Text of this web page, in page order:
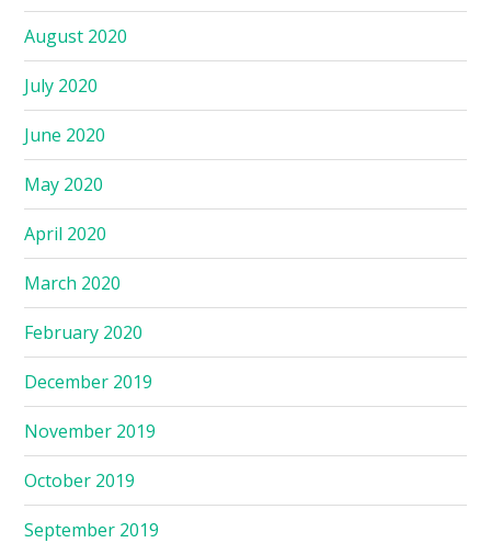
August 2020
July 2020
June 2020
May 2020
April 2020
March 2020
February 2020
December 2019
November 2019
October 2019
September 2019